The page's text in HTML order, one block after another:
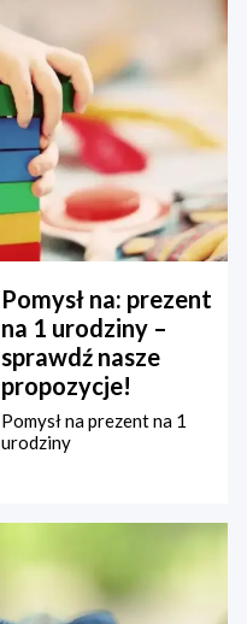
Pomysł na: prezent
na 1 urodziny –
sprawdź nasze
propozycje!
Pomysł na prezent na 1
urodziny